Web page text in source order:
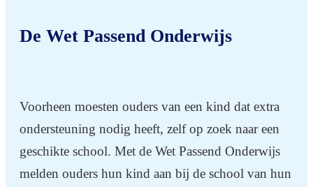
De Wet Passend Onderwijs
Voorheen moesten ouders van een kind dat extra
ondersteuning nodig heeft, zelf op zoek naar een
geschikte school. Met de Wet Passend Onderwijs
melden ouders hun kind aan bij de school van hun